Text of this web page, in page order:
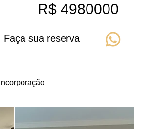
R$ 4980000
Faça sua reserva